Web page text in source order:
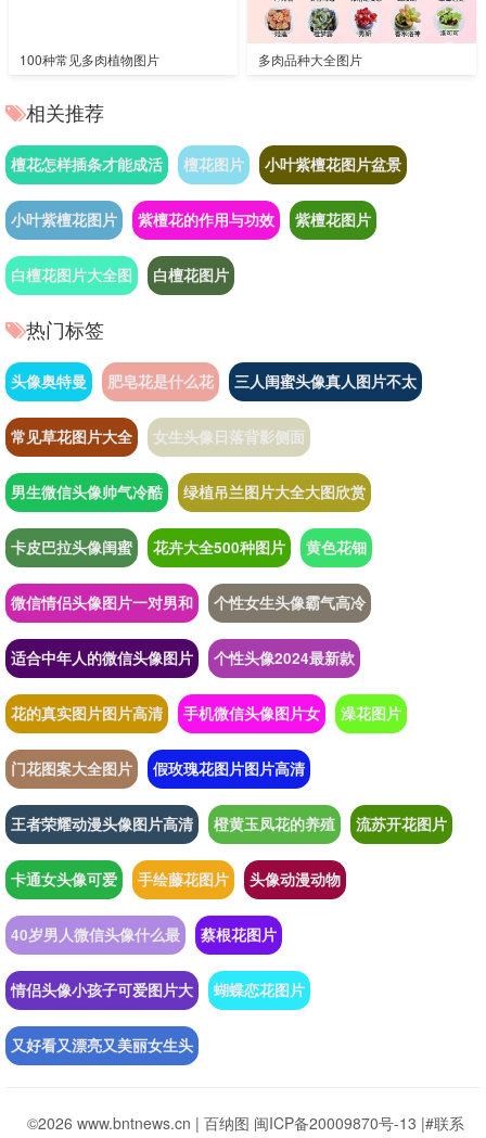
100种常见多肉植物图片 多肉品种大全图片
相关推荐
檀花怎样插条才能成活 檀花图片 小叶紫檀花图片盆景
小叶紫檀花图片 紫檀花的作用与功效 紫檀花图片
白檀花图片大全图 白檀花图片
热门标签
头像奥特曼 肥皂花是什么花 三人闺蜜头像真人图片不太
常见草花图片大全 女生头像日落背影侧面
男生微信头像帅气冷酷 绿植吊兰图片大全大图欣赏
卡皮巴拉头像闺蜜 花卉大全500种图片 黄色花钿
微信情侣头像图片一对男和 个性女生头像霸气高冷
适合中年人的微信头像图片 个性头像2024最新款
花的真实图片图片高清 手机微信头像图片女 澡花图片
门花图案大全图片 假玫瑰花图片图片高清
王者荣耀动漫头像图片高清 橙黄玉凤花的养殖 流苏开花图片
卡通女头像可爱 手绘藤花图片 头像动漫动物
40岁男人微信头像什么最 蔡根花图片
情侣头像小孩子可爱图片大 蝴蝶恋花图片
又好看又漂亮又美丽女生头
©2026 www.bntnews.cn | 百纳图 闽ICP备20009870号-13 |#联系